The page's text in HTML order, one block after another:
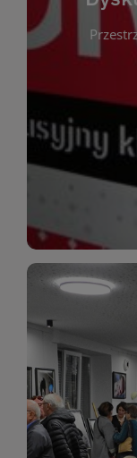
opiniami i
regularnie,
różnych
okazja
do
biblioteki.